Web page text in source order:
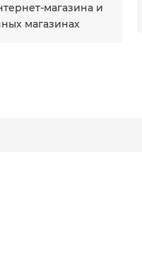
магазина и
магазинах